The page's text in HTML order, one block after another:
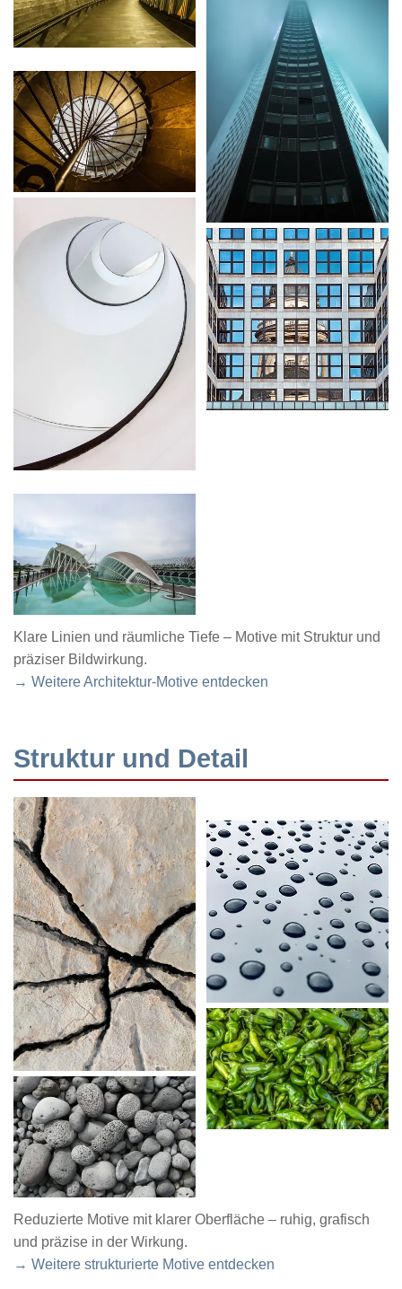
Klare Linien und räumliche Tiefe – Motive mit Struktur und
präziser Bildwirkung.
→ Weitere Architektur-Motive entdecken
Struktur und Detail
Reduzierte Motive mit klarer Oberfläche – ruhig, grafisch
und präzise in der Wirkung.
→ Weitere strukturierte Motive entdecken